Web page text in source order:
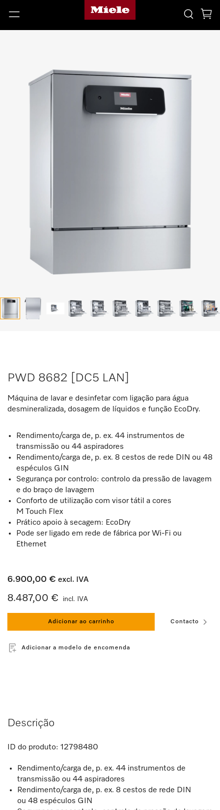
PWD 8682 [DC5 LAN]
Máquina de lavar e desinfetar com ligação para água
desmineralizada, dosagem de líquidos e função EcoDry.
Rendimento/carga de, p. ex. 44 instrumentos de
transmissão ou 44 aspiradores
Rendimento/carga de, p. ex. 8 cestos de rede DIN ou 48
espéculos GIN
Segurança por controlo: controlo da pressão de lavagem
e do braço de lavagem
Conforto de utilização com visor tátil a cores
M Touch Flex
Prático apoio à secagem: EcoDry
Pode ser ligado em rede de fábrica por Wi-Fi ou
Ethernet
6.900,00 € excl. IVA
8.487,00 € incl. IVA
Adicionar ao carrinho Contacto
Adicionar a modelo de encomenda
Descrição
ID do produto: 12798480
Rendimento/carga de, p. ex. 44 instrumentos de
transmissão ou 44 aspiradores
Rendimento/carga de, p. ex. 8 cestos de rede DIN
ou 48 espéculos GIN